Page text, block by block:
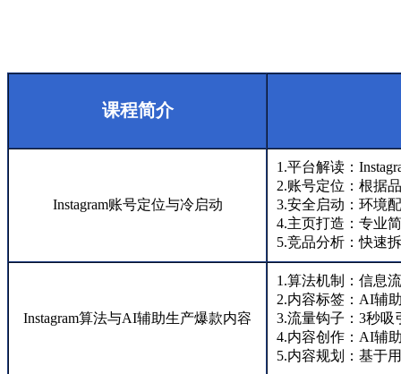
课程简介
Instagram账号定位与冷启动
1.平台解读：
2.账号定位：根据
3.安全启动：环境
4.主页打造：专业
5.竞品分析：快速
Instagram算法与AI辅助生产爆款内容
1.算法机制：信息
2.内容标签：AI辅
3.流量钩子：3秒
4.内容创作：AI辅
5.内容规划：基于